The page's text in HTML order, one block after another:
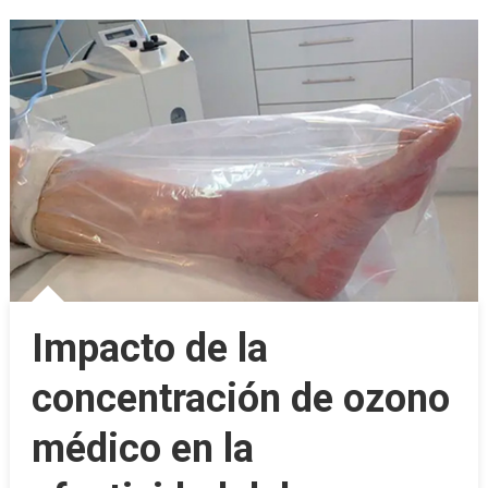
Impacto de la
concentración de ozono
médico en la